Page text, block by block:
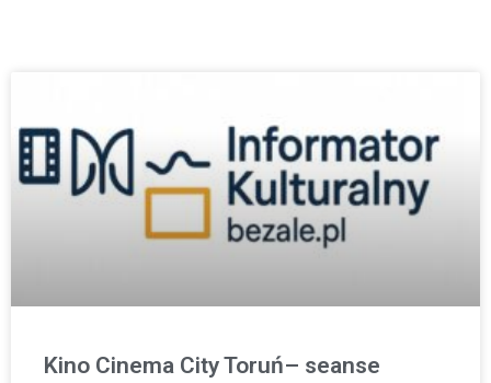
Kino Cinema City Toruń– seanse